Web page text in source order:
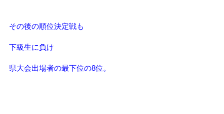
その後の順位決定戦も
下級生に負け
県大会出場者の最下位の8位。